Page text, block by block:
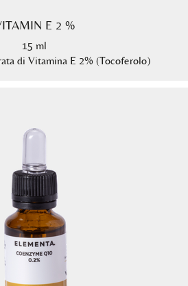
E 2 %
15 ml
di Vitamina E 2% (Tocoferolo)